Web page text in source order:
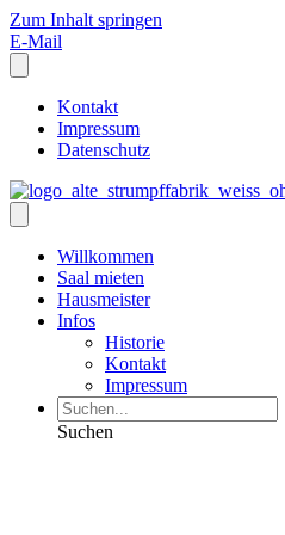
Zum Inhalt springen
E-Mail
Kontakt
Impressum
Datenschutz
Willkommen
Saal mieten
Hausmeister
Infos
Historie
Kontakt
Impressum
Suchen